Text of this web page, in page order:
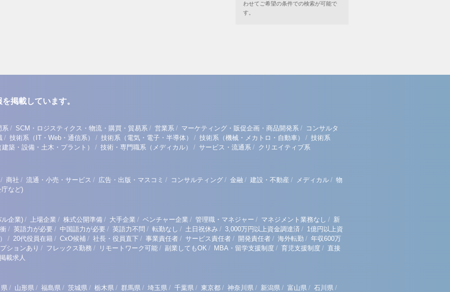
わせてご希望の条件での検索が可能で
す。
掲載しています。
系 / SCM・ロジスティクス・物流・購買・貿易系 / 営業系 / マーケティング・販促企画・商品開発系 / コンサルタ
/ 技術系（IT・Web・通信系） / 技術系（電気・電子・半導体） / 技術系（機械・メカトロ・自動車） / 技術系
築・設備・土木・プラント）
/ 技術・専門職系（メディカル） / サービス・流通系 / クリエイティブ系
/ 商社 / 流通・小売・サービス / 広告・出版・マスコミ / コンサルティング / 金融 / 建設・不動産 / メディカル / 物
など)
企業) / 上場企業 / 株式公開準備 / 大手企業 / ベンチャー企業 / 管理職・マネジャー / マネジメント業務なし / 新
/ 英語力が必要 / 中国語力が必要 / 英語力不問 / 転勤なし / 土日祝休み / 3,000万円以上資金調達済 / 1億円以上資
/ 20代役員在籍 / CxO候補 / 社長・役員直下 / 事業責任者 / サービス責任者 / 開発責任者 / 海外転勤 / 年収600万
ションあり / フレックス勤務 / リモートワーク可能 / 副業してもOK / MBA・留学支援制度 / 育児支援制度 / 直接
載求人
/ 山形県 / 福島県 / 茨城県 / 栃木県 / 群馬県 / 埼玉県 / 千葉県 / 東京都 / 神奈川県 / 新潟県 / 富山県 / 石川県 /